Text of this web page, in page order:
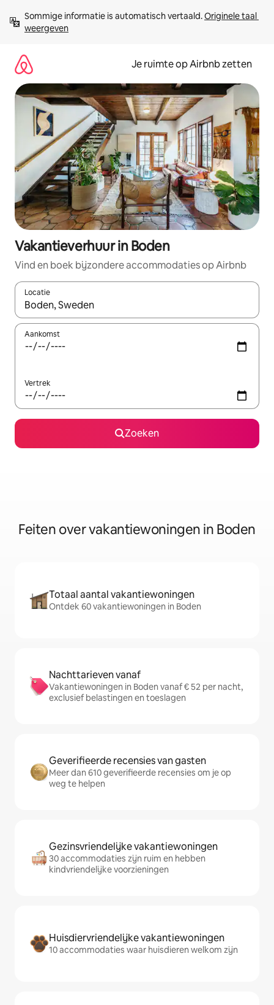
direct
naar
Sommige informatie is automatisch vertaald. Originele taal
weergeven
Je ruimte op Airbnb zetten
Vakantieverhuur in Boden
Vind en boek bijzondere accommodaties op Airbnb
Locatie
Wanneer er suggesties beschikbaar zijn, maak je een keuze
Aankomst
Vertrek
Zoeken
Feiten over vakantiewoningen in Boden
Totaal aantal vakantiewoningen
Ontdek 60 vakantiewoningen in Boden
Nachttarieven vanaf
Vakantiewoningen in Boden vanaf € 52 per nacht,
exclusief belastingen en toeslagen
Geverifieerde recensies van gasten
Meer dan 610 geverifieerde recensies om je op
weg te helpen
Gezinsvriendelijke vakantiewoningen
30 accommodaties zijn ruim en hebben
kindvriendelijke voorzieningen
Huisdiervriendelijke vakantiewoningen
10 accommodaties waar huisdieren welkom zijn